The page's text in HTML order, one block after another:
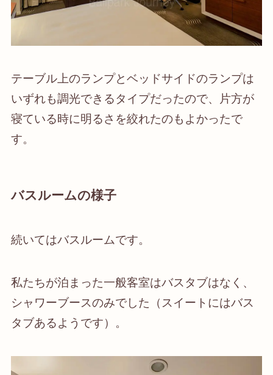
テーブル上のランプとベッドサイドのランプは
いずれも調光できるタイプだったので、片方が
寝ている時に明るさを絞れたのもよかったで
す。
バスルームの様子
続いてはバスルームです。
私たちが泊まった一般客室はバスタブはなく、
シャワーブースのみでした（スイートにはバス
タブあるようです）。